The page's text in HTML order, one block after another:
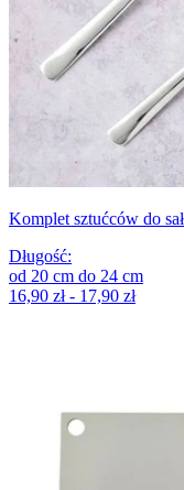
Komplet sztućców do
Długość:
od 20 cm do 24 cm
16,90 zł - 17,90 zł